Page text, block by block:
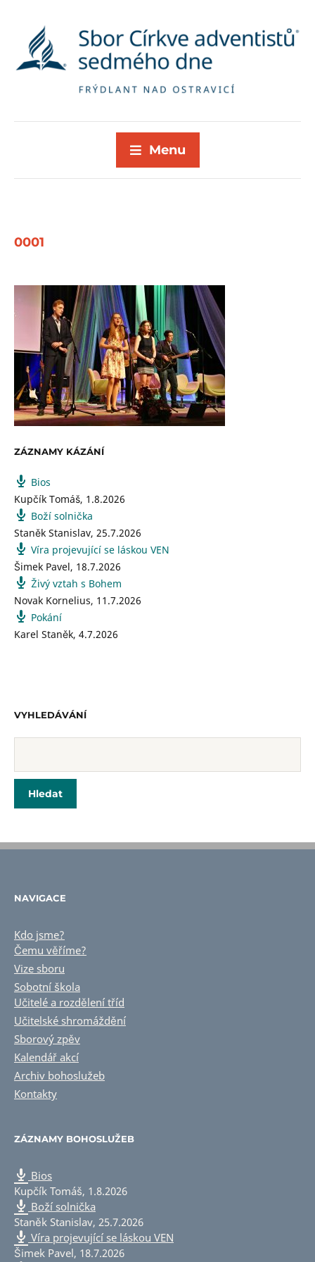
Menu
0001
ZÁZNAMY KÁZÁNÍ
Bios
Kupčík Tomáš, 1.8.2026
Boží solnička
Staněk Stanislav, 25.7.2026
Víra projevující se láskou VEN
Šimek Pavel, 18.7.2026
Živý vztah s Bohem
Novak Kornelius, 11.7.2026
Pokání
Karel Staněk, 4.7.2026
VYHLEDÁVÁNÍ
NAVIGACE
Kdo jsme?
Čemu věříme?
Vize sboru
Sobotní škola
Učitelé a rozdělení tříd
Učitelské shromáždění
Sborový zpěv
Kalendář akcí
Archiv bohoslužeb
Kontakty
ZÁZNAMY BOHOSLUŽEB
Bios
Kupčík Tomáš, 1.8.2026
Boží solnička
Staněk Stanislav, 25.7.2026
Víra projevující se láskou VEN
Šimek Pavel, 18.7.2026